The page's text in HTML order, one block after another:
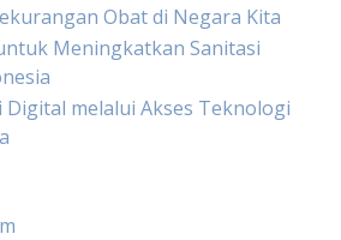
Obat di Negara Kita
Meningkatkan Sanitasi
melalui Akses Teknologi